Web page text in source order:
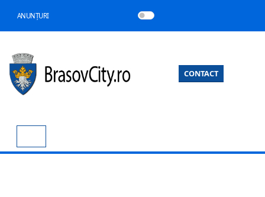
ANUNȚURI
CONTACT